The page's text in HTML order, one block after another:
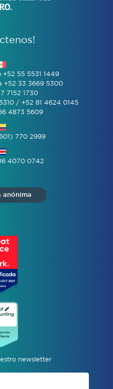
55 5531 1449
+52 33 3669 5300
7152 1730
/ +52 81 4624 0145
4873 5609
770 2999
4070 0742
anónima
newsletter